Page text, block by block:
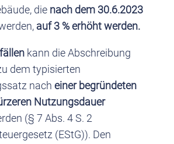
die nach dem 30.6.2023
auf 3 % erhöht werden.
kann die Abschreibung
dem typisierten
nach einer begründeten
Nutzungsdauer
(§ 7 Abs. 4 S. 2
(EStG)). Den